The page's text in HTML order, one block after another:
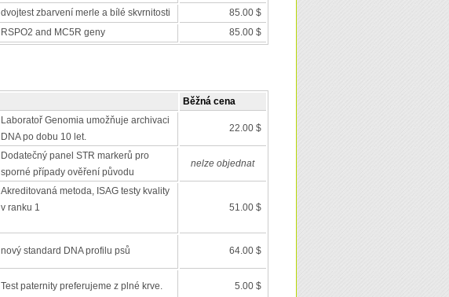
dvojtest zbarvení merle a bílé skvrnitosti 85.00 $
RSPO2 and MC5R geny 85.00 $
Běžná cena
Laboratoř Genomia umožňuje archivaci
DNA po dobu 10 let.
22.00 $
Dodatečný panel STR markerů pro
sporné případy ověření původu
nelze objednat
Akreditovaná metoda, ISAG testy kvality
v ranku 1
51.00 $
nový standard DNA profilu psů 64.00 $
Test paternity preferujeme z plné krve. 5.00 $